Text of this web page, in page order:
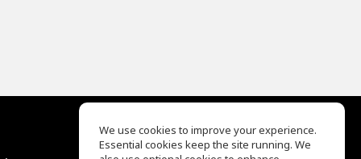
EQ Ear Training
We use cookies to improve your experience.
Essential cookies keep the site running. We